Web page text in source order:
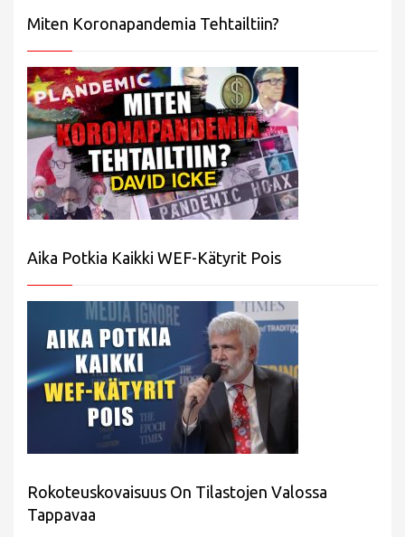
Miten Koronapandemia Tehtailtiin?
Aika Potkia Kaikki WEF-Kätyrit Pois
Rokoteuskovaisuus On Tilastojen Valossa
Tappavaa